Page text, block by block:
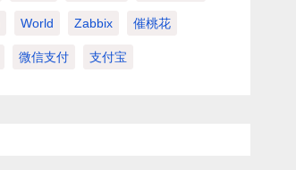
World Zabbix 催桃花
微信支付 支付宝